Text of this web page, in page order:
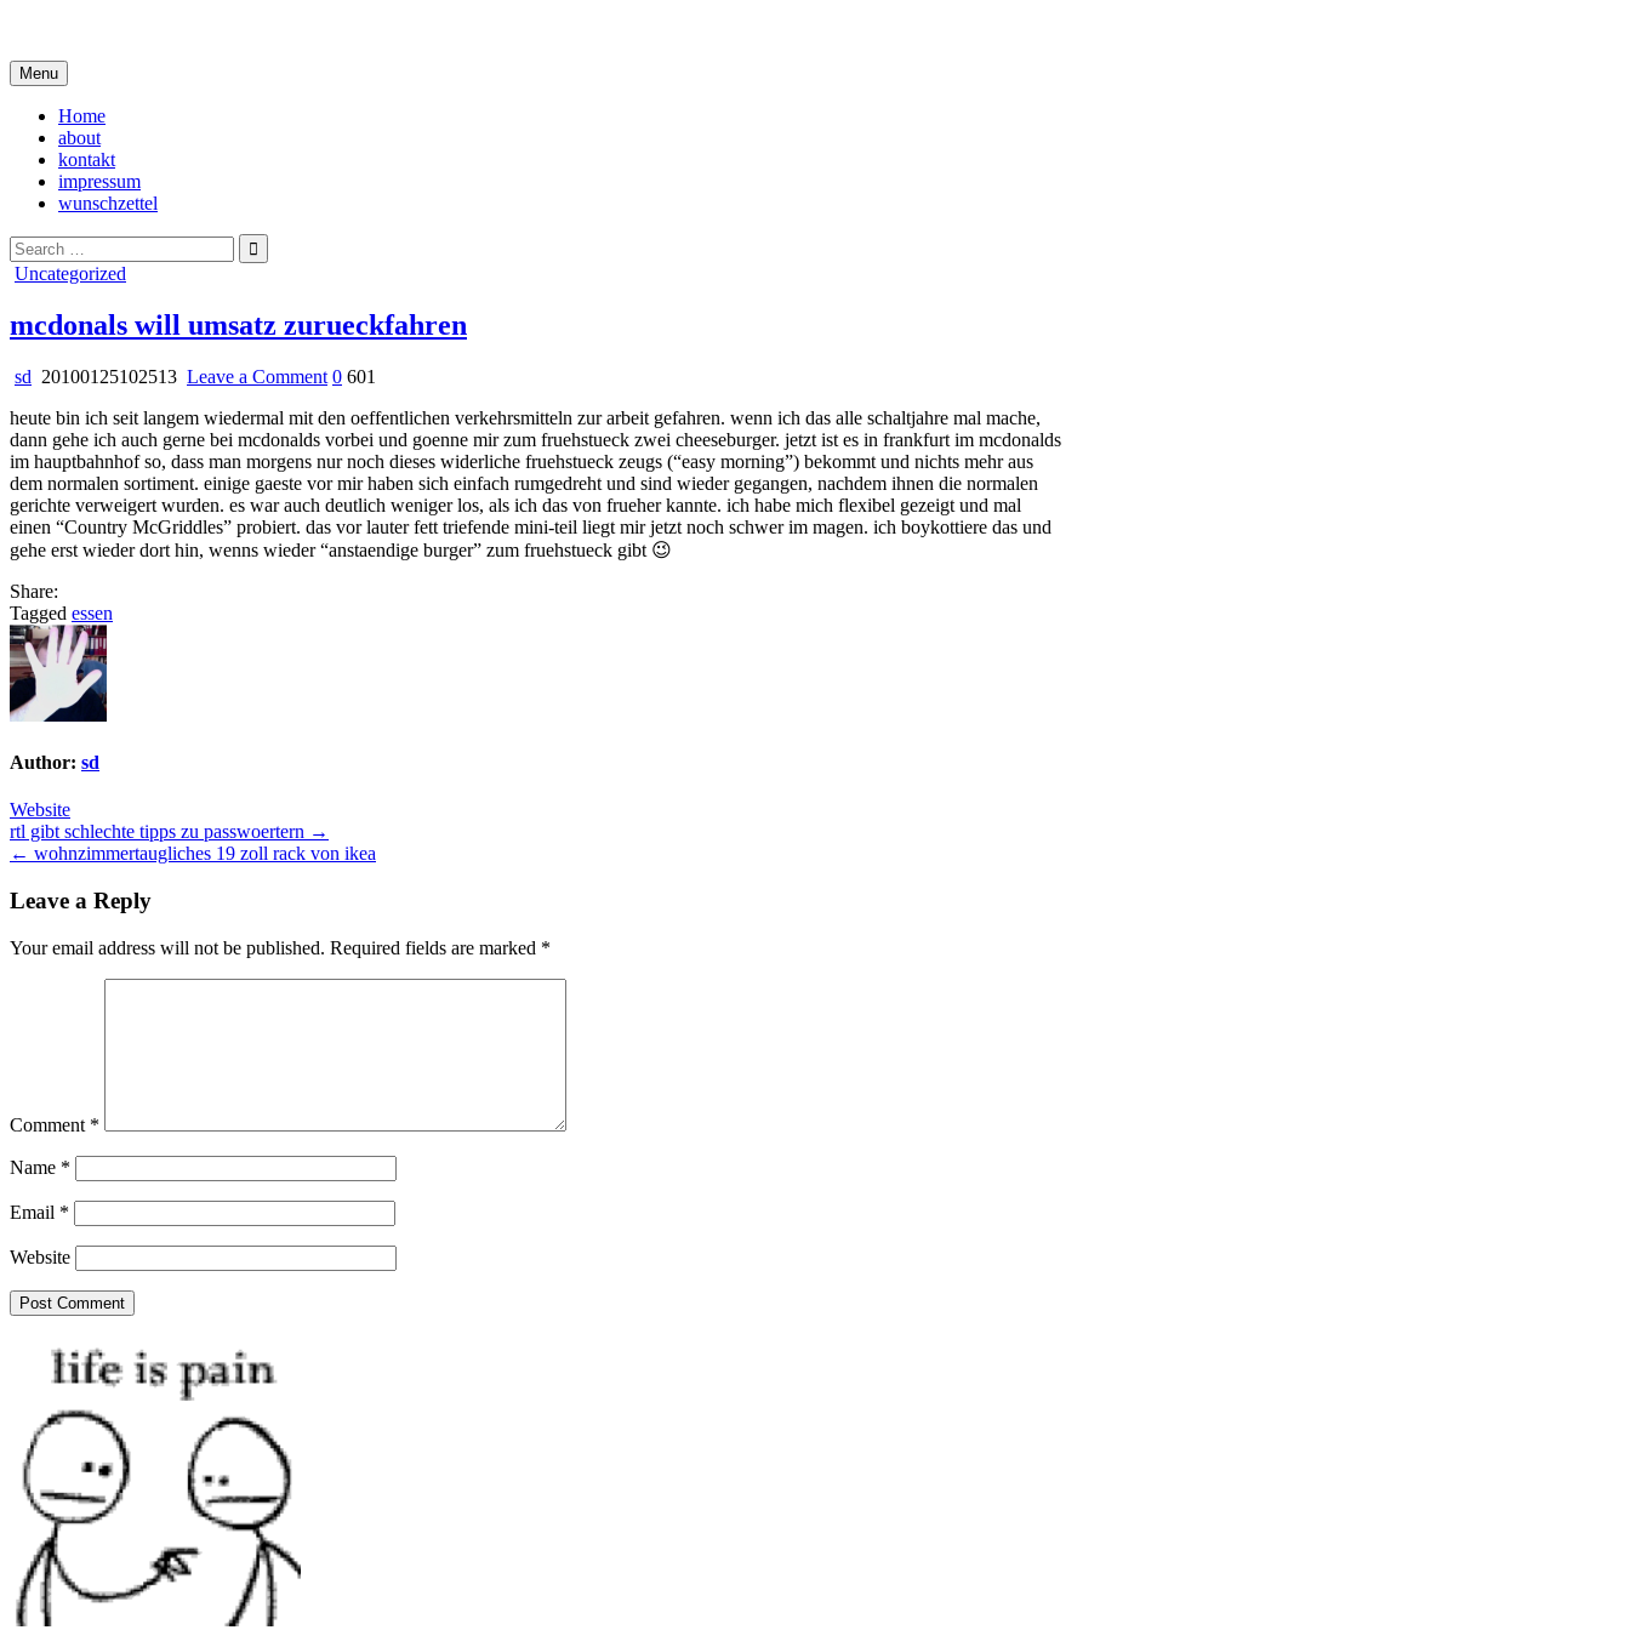
content
Menu
Home
about
kontakt
impressum
wunschzettel
Search
for:
Posted
Uncategorized
mcdonals will umsatz zurueckfahren
sd 20100125102513 Leave a Commenton
will
umsatz
zurueckfahren
0 601
heute bin ich seit langem wiedermal mit den oeffentlichen verkehrsmitteln zur arbeit gefahren. wenn ich das alle schaltjahre mal mache,
dann gehe ich auch gerne bei mcdonalds vorbei und goenne mir zum fruehstueck zwei cheeseburger. jetzt ist es in frankfurt im mcdonalds
im hauptbahnhof so, dass man morgens nur noch dieses widerliche fruehstueck zeugs (“easy morning”) bekommt und nichts mehr aus
dem normalen sortiment. einige gaeste vor mir haben sich einfach rumgedreht und sind wieder gegangen, nachdem ihnen die normalen
gerichte verweigert wurden. es war auch deutlich weniger los, als ich das von frueher kannte. ich habe mich flexibel gezeigt und mal
einen “Country McGriddles” probiert. das vor lauter fett triefende mini-teil liegt mir jetzt noch schwer im magen. ich boykottiere das und
gehe erst wieder dort hin, wenns wieder “anstaendige burger” zum fruehstueck gibt 😉
Share:
Tagged essen
Author: sd
Website
Post
navigation
rtl gibt schlechte tipps zu passwoertern →
← wohnzimmertaugliches 19 zoll rack von ikea
Leave a Reply
Your email address will not be published. Required fields are marked *
Comment *
Name *
Email *
Website